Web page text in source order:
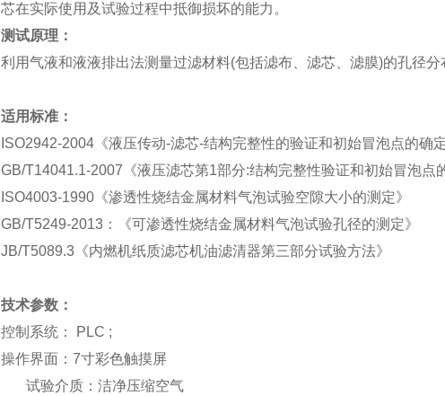
芯在实际使用及试验过程中抵御损坏的能力。
测试原理：
利用气液和液液排出法测量过滤材料(包括滤布、滤芯、滤膜)的孔径分
适用标准：
ISO2942-2004 《液压传动-滤芯-结构完整性的验证和初始冒泡点的确
GB/T14041.1-2007 《液压滤芯第1部分:结构完整性验证和初始冒泡点
ISO4003-1990 《渗透性烧结金属材料气泡试验空隙大小的测定》
GB/T5249-2013 ：《可渗透性烧结金属材料气泡试验孔径的测定》
JB/T5089.3 《内燃机纸质滤芯机油滤清器第三部分试验方法》
技术参数：
控制系统：
PLC ;
操作界面：7寸彩色触摸屏
试验介质：洁净压缩空气